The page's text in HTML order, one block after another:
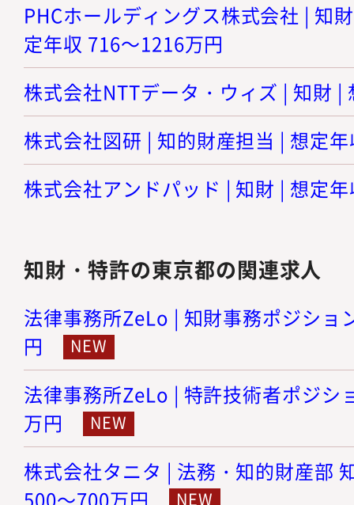
PHCホールディングス株式会社 | 知
定年収 716～1216万円
株式会社NTTデータ・ウィズ | 知財 |
株式会社図研 | 知的財産担当 | 想定
株式会社アンドパッド | 知財 | 想定
知財・特許の東京都の関連求人
法律事務所ZeLo | 知財事務ポジショ
円
法律事務所ZeLo | 特許技術者ポジシ
万円
株式会社タニタ | 法務・知的財産部
500～700万円